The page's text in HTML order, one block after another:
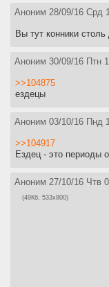
Аноним 28/09/16 Срд
Вы тут конники
Аноним 30/09/16 Птн
>>104875
ездецы
Аноним 03/10/16 Пнд
>>104917
Ездец - это периоды
Аноним 27/10/16 Чтв
(49Кб, 533x800)